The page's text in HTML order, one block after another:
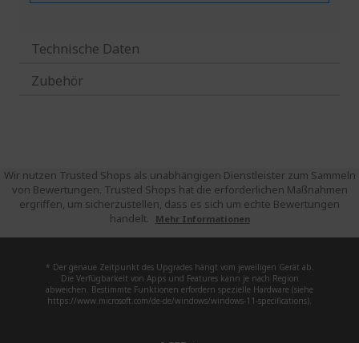
Technische Daten
Zubehör
Wir nutzen Trusted Shops als unabhängigen Dienstleister zum Sammeln
von Bewertungen. Trusted Shops hat die erforderlichen Maßnahmen
ergriffen, um sicherzustellen, dass es sich um echte Bewertungen
handelt.
Mehr Informationen
* Der genaue Zeitpunkt des Upgrades hängt vom jeweiligen Gerät ab.
Die Verfügbarkeit von Apps und Features kann je nach Region
abweichen. Bestimmte Funktionen erfordern spezielle Hardware (siehe
https://www.microsoft.com/de-de/windows/windows-11-specifications).